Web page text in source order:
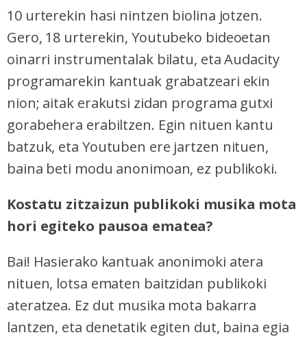
10 urterekin hasi nintzen biolina jotzen.
Gero, 18 urterekin, Youtubeko bideoetan
oinarri instrumentalak bilatu, eta Audacity
programarekin kantuak grabatzeari ekin
nion; aitak erakutsi zidan programa gutxi
gorabehera erabiltzen. Egin nituen kantu
batzuk, eta Youtuben ere jartzen nituen,
baina beti modu anonimoan, ez publikoki.
Kostatu zitzaizun publikoki musika mota
hori egiteko pausoa ematea?
Bai! Hasierako kantuak anonimoki atera
nituen, lotsa ematen baitzidan publikoki
ateratzea. Ez dut musika mota bakarra
lantzen, eta denetatik egiten dut, baina egia